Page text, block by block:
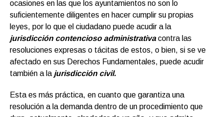
ocasiones en las que los ayuntamientos no son lo
suficientemente diligentes en hacer cumplir su propias
leyes, por lo que el ciudadano puede acudir a la
jurisdicción contencioso administrativacontra las
resoluciones expresas o tácitas de estos, o bien, si se ve
afectado en sus Derechos Fundamentales, puede acudir
también a la jurisdicción civil.
Esta es más práctica, en cuanto que garantiza una
resolución a la demanda dentro de un procedimiento que